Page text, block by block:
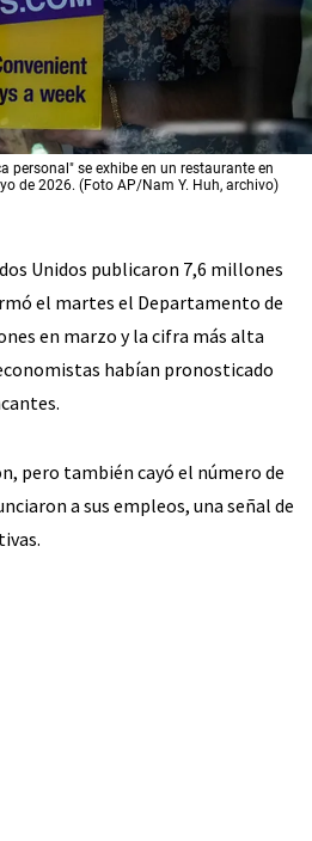
personal" se exhibe en un restaurante en
de 2026. (Foto AP/Nam Y. Huh, archivo)
Unidos publicaron 7,6 millones
el martes el Departamento de
en marzo y la cifra más alta
habían pronosticado
pero también cayó el número de
a sus empleos, una señal de